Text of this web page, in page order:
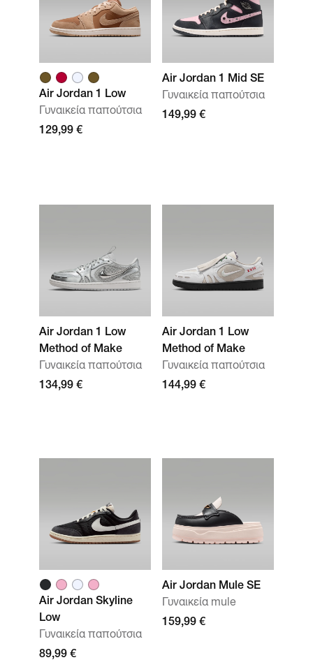
Air Jordan 1 Low
Γυναικεία παπούτσια
129,99 €
Air Jordan 1 Mid SE
Γυναικεία παπούτσια
149,99 €
Air Jordan 1 Low
Method of Make
Γυναικεία παπούτσια
134,99 €
Air Jordan 1 Low
Method of Make
Γυναικεία παπούτσια
144,99 €
Air Jordan Skyline
Low
Γυναικεία παπούτσια
89,99 €
Air Jordan Mule SE
Γυναικεία mule
159,99 €